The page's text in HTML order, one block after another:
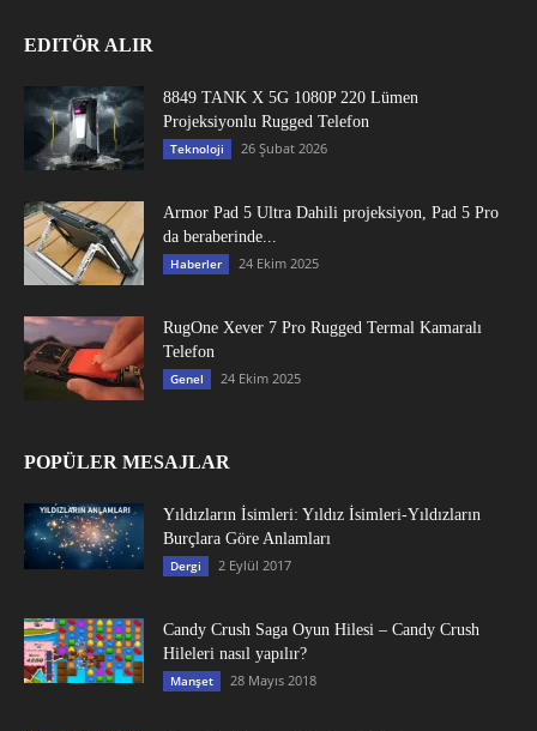
EDITÖR ALIR
8849 TANK X 5G 1080P 220 Lümen
Projeksiyonlu Rugged Telefon
Teknoloji 26 Şubat 2026
Armor Pad 5 Ultra Dahili projeksiyon, Pad 5 Pro
da beraberinde...
Haberler 24 Ekim 2025
RugOne Xever 7 Pro Rugged Termal Kamaralı
Telefon
Genel 24 Ekim 2025
POPÜLER MESAJLAR
Yıldızların İsimleri: Yıldız İsimleri-Yıldızların
Burçlara Göre Anlamları
Dergi 2 Eylül 2017
Candy Crush Saga Oyun Hilesi – Candy Crush
Hileleri nasıl yapılır?
Manşet 28 Mayıs 2018